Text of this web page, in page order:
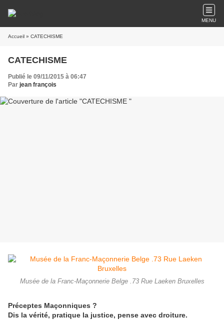
MENU
Accueil » CATECHISME
CATECHISME
Publié le 09/11/2015 à 06:47
Par jean françois
Musée de la Franc-Maçonnerie Belge .73 Rue Laeken Bruxelles
Préceptes Maçonniques ?
Dis la vérité, pratique la justice, pense avec droiture.